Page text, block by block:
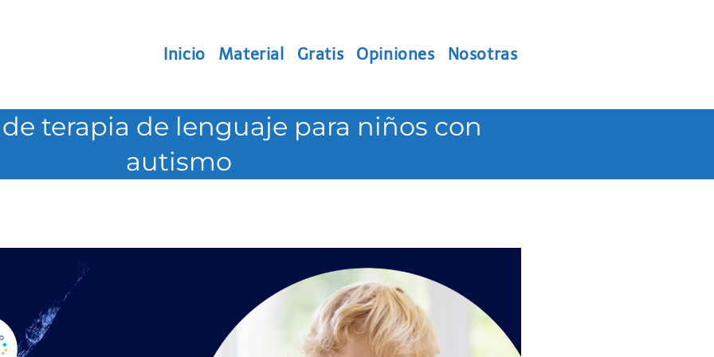
Inicio Material Gratis Opiniones Nosotras
terapia de lenguaje para niños con
autismo